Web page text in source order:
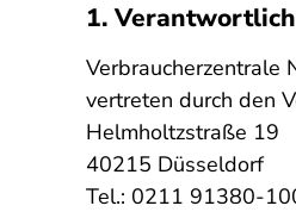
1.
Verbraucherzentrale
vertreten durch den
Helmholtzstraße 19
40215 Düsseldorf
Tel.: 0211 91380-